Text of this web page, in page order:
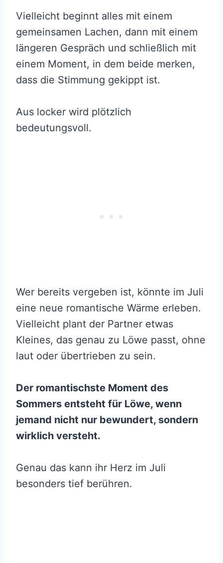
Vielleicht beginnt alles mit einem
gemeinsamen Lachen, dann mit einem
längeren Gespräch und schließlich mit
einem Moment, in dem beide merken,
dass die Stimmung gekippt ist.
Aus locker wird plötzlich
bedeutungsvoll.
Wer bereits vergeben ist, könnte im Juli
eine neue romantische Wärme erleben.
Vielleicht plant der Partner etwas
Kleines, das genau zu Löwe passt, ohne
laut oder übertrieben zu sein.
Der romantischste Moment des
Sommers entsteht für Löwe, wenn
jemand nicht nur bewundert, sondern
wirklich versteht.
Genau das kann ihr Herz im Juli
besonders tief berühren.